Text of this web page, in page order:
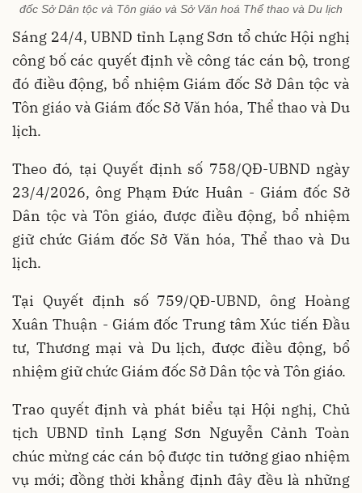
đốc Sở Dân tộc và Tôn giáo và Sở Văn hoá Thể thao và Du lịch
Sáng 24/4, UBND tỉnh Lạng Sơn tổ chức Hội nghị
công bố các quyết định về công tác cán bộ, trong
đó điều động, bổ nhiệm Giám đốc Sở Dân tộc và
Tôn giáo và Giám đốc Sở Văn hóa, Thể thao và Du
lịch.
Theo đó, tại Quyết định số 758/QĐ-UBND ngày
23/4/2026, ông Phạm Đức Huân - Giám đốc Sở
Dân tộc và Tôn giáo, được điều động, bổ nhiệm
giữ chức Giám đốc Sở Văn hóa, Thể thao và Du
lịch.
Tại Quyết định số 759/QĐ-UBND, ông Hoàng
Xuân Thuận - Giám đốc Trung tâm Xúc tiến Đầu
tư, Thương mại và Du lịch, được điều động, bổ
nhiệm giữ chức Giám đốc Sở Dân tộc và Tôn giáo.
Trao quyết định và phát biểu tại Hội nghị, Chủ
tịch UBND tỉnh Lạng Sơn Nguyễn Cảnh Toàn
chúc mừng các cán bộ được tin tưởng giao nhiệm
vụ mới; đồng thời khẳng định đây đều là những